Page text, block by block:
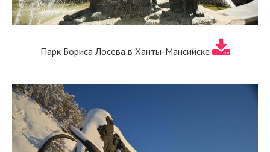
Парк Бориса Лосева в Ханты-Мансийске